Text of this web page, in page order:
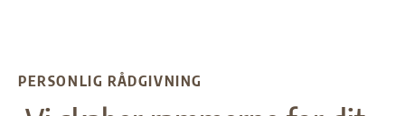
PERSONLIG RÅDGIVNING